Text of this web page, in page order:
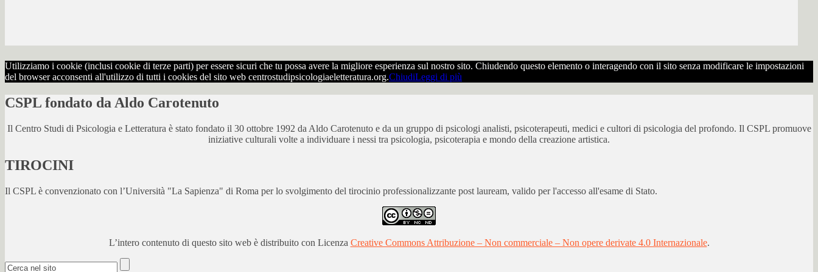
Utilizziamo i cookie (inclusi cookie di terze parti) per essere sicuri che tu possa avere la migliore esperienza sul nostro sito. Chiudendo questo elemento o interagendo con il sito senza modificare le impostazioni
del browser acconsenti all'utilizzo di tutti i cookies del sito web centrostudipsicologiaeletteratura.org.ChiudiLeggi di più
CSPL fondato da Aldo Carotenuto
Il Centro Studi di Psicologia e Letteratura è stato fondato il 30 ottobre 1992 da Aldo Carotenuto e da un gruppo di psicologi analisti, psicoterapeuti, medici e cultori di psicologia del profondo. Il CSPL promuove
iniziative culturali volte a individuare i nessi tra psicologia, psicoterapia e mondo della creazione artistica.
TIROCINI
Il CSPL è convenzionato con l’Università "La Sapienza" di Roma per lo svolgimento del tirocinio professionalizzante post lauream, valido per l'accesso all'esame di Stato.
L’intero contenuto di questo sito web è distribuito con Licenza Creative Commons Attribuzione – Non commerciale – Non opere derivate 4.0 Internazionale.